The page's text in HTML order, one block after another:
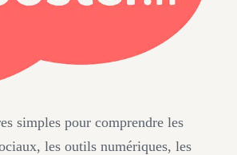
simples pour comprendre les
les outils numériques, les